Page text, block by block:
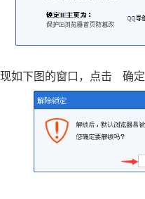
如下图的窗口，点击 确定